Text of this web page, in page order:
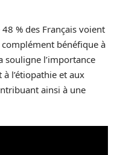
% des Français voient
bénéfique à
souligne l’importance
l’étiopathie et aux
ainsi à une